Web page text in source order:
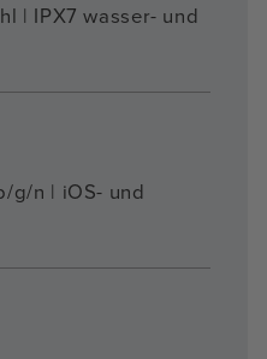
| IPX7 wasser- und
g/n | iOS- und